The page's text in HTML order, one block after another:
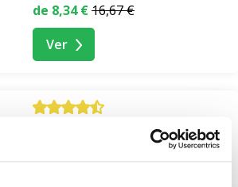
de 8,34 €16,67 €
Ver
Hidrolato de Lavanda